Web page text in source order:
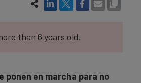
than 6 years old.
ponen en marcha para no